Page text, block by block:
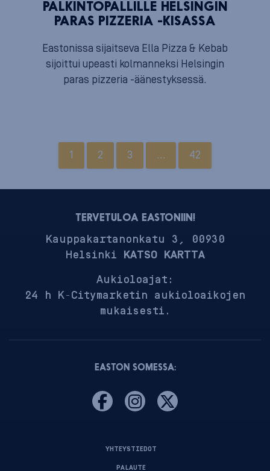
PALKINTOPALLILLE HELSINGIN
PARAS PIZZERIA -KISASSA
Eastonissa sijaitseva Ella Pizza & Kebab
sijoittui upeasti kolmanneksi Helsingin
paras pizzeria -äänestyksessä.
1 2 3 … 42
TERVETULOA EASTONIIN!
Kauppakartanonkatu 3, 00930
Helsinki KATSO KARTTA
Aukioloajat:
24 h K-Citymarketin aukioloaikojen
mukaisesti.
EASTON SOMESSA:
YHTEYSTIEDOT
PALAUTE